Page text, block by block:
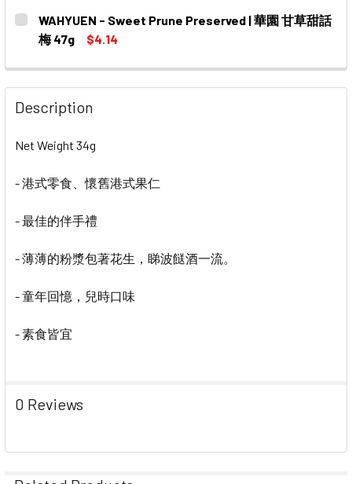
CURRENT
STOCK:
QUANTITY:
WAHYUEN - Sweet Prune Preserved | 華園 甘草甜話
梅 47g
$4.14
DECREASE QUANTITY OF WAHYUEN - SWEET PRUNE
INCREASE QUANTITY OF WAHYUEN - SWEET
Description
Net Weight 34g
- 港式零食、懷舊港式果仁
- 最佳的伴手禮
- 薄薄的粉漿包著花生，睇波餸酒一流。
- 童年回憶，兒時口味
- 素食皆宜
0 Reviews